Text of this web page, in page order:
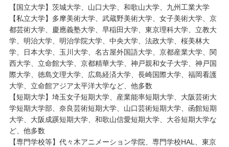
【国立大学】茨城大学、山口大学、和歌山大学、九州工業大学
【私立大学】多摩美術大学、武蔵野美術大学、女子美術大学、京
都芸術大学、慶應義塾大学、早稲田大学、東京理科大学、立教大
学、明治大学、明治学院大学、中央大学、法政大学、桜美林大
学、日本大学、玉川大学、名古屋外国語大学、京都産業大学、関
西大学、立命館大学、京都精華大学、神戸親和女子大学、神戸国
際大学、徳島文理大学、広島経済大学、長崎国際大学、福岡看護
大学、立命館アジア太平洋大学など、他多数
【短期大学】埼玉女子短期大学、産業能率短期大学、大阪芸術大
学短期大学部、奈良芸術短期大学、山口芸術短期大学、函館短期
大学、大阪成蹊短期大学、和歌山信愛短期大学、大谷短期大学な
ど、他多数
【専門学校等】代々木アニメーション学院、専門学校HAL、東京